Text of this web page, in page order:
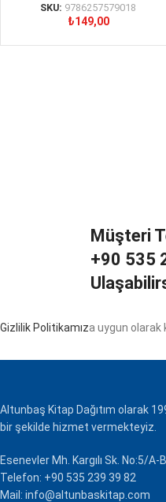
SKU: 9786257579018
₺149,00
Müşteri
+90 535
Gizlilik Politikamıza uygun olarak
Altunbaş Kitap Dağıtım olarak
bir şekilde hizmet vermekteyiz.
Esenevler Mh. Kargılı Sk. No:5/
Telefon: +90 535 239 39 82
Mail: info@altunbaskitap.com